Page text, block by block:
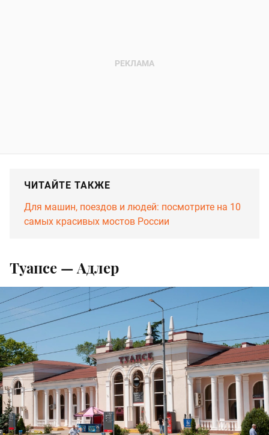
ЧИТАЙТЕ ТАКЖЕ
Для машин, поездов и людей: посмотрите на 10
самых красивых мостов России
Туапсе — Адлер